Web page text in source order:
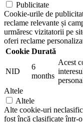
Publicitate
Cookie-urile de
reclame relevante și
urmăresc vizitatorii pe
oferi reclame
Cookie Durată
NID
6
months
Acest
Altele
Altele
Alte cookie-uri
fost încă clasificate într-